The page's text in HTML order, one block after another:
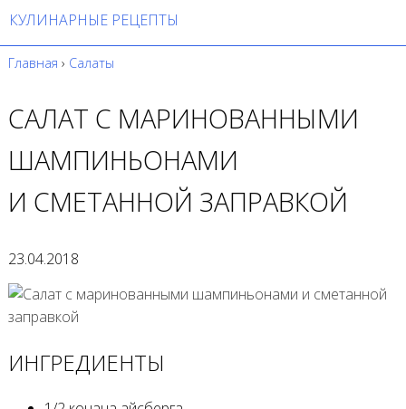
КУЛИНАРНЫЕ РЕЦЕПТЫ
Главная › Салаты
САЛАТ С МАРИНОВАННЫМИ
ШАМПИНЬОНАМИ
И СМЕТАННОЙ ЗАПРАВКОЙ
23.04.2018
ИНГРЕДИЕНТЫ